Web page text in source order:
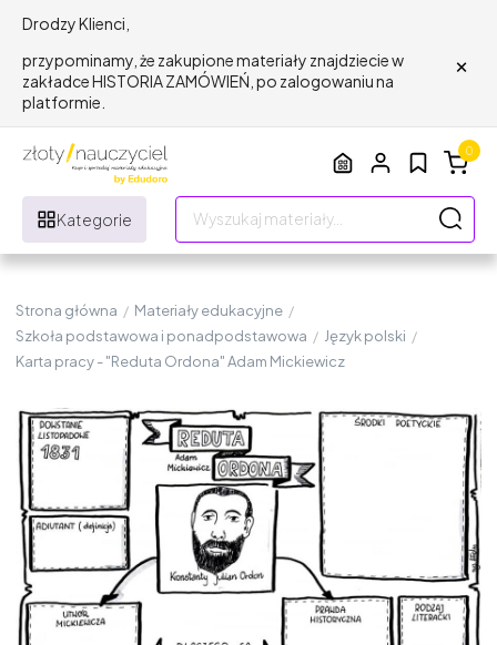
Drodzy Klienci,
przypominamy, że zakupione materiały znajdziecie w
zakładce HISTORIA ZAMÓWIEŃ, po zalogowaniu na
platformie.
×
Kategorie
0
Strona główna / Materiały edukacyjne /
Szkoła podstawowa i ponadpodstawowa / Język polski /
Karta pracy - "Reduta Ordona" Adam Mickiewicz